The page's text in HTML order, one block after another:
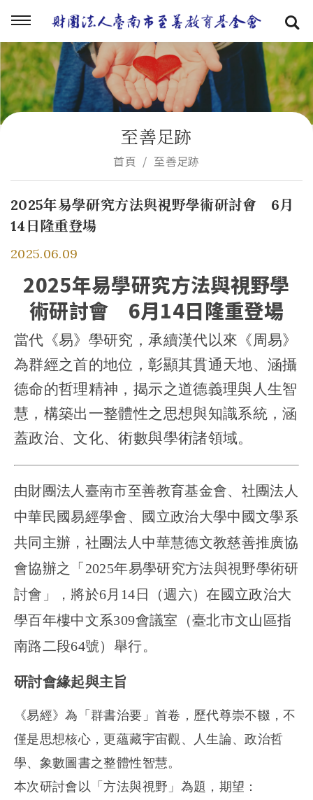
至善足跡
首頁 至善足跡
2025年易學研究方法與視野學術研討會 6月
14日隆重登場
2025.06.09
2025年易學研究方法與視野學
術研討會 6月14日隆重登場
當代《易》學研究，承續漢代以來《周易》
為群經之首的地位，彰顯其貫通天地、涵攝
德命的哲理精神，揭示之道德義理與人生智
慧，構築出一整體性之思想與知識系統，涵
蓋政治、文化、術數與學術諸領域。
由財團法人臺南市至善教育基金會、社團法人
中華民國易經學會、國立政治大學中國文學系
共同主辦，社團法人中華慧德文教慈善推廣協
會協辦之「2025年易學研究方法與視野學術研
討會」，將於6月14日（週六）在國立政治大
學百年樓中文系309會議室（臺北市文山區指
南路二段64號）舉行。
研討會緣起與主旨
《易經》為「群書治要」首卷，歷代尊崇不輟，不
僅是思想核心，更蘊藏宇宙觀、人生論、政治哲
學、象數圖書之整體性智慧。
本次研討會以「方法與視野」為題，期望：